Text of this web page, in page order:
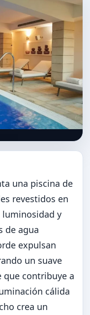
una piscina de
revestidos en
luminosidad y
de agua
expulsan
un suave
contribuye a
cálida
crea un